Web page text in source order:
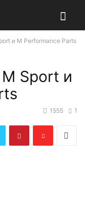
и M Performance Parts
Sport и
1
1555